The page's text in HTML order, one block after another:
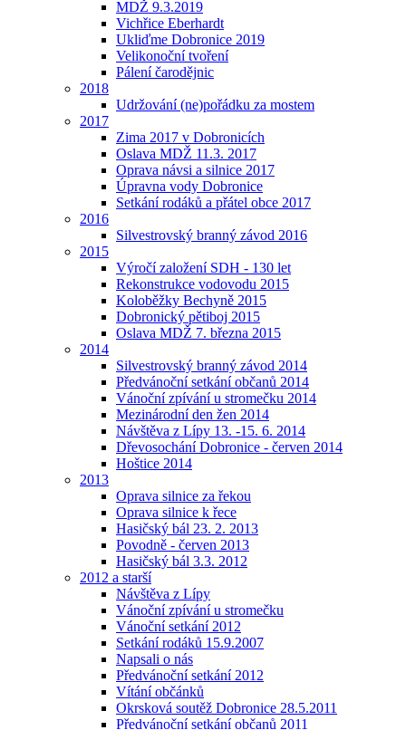
MDŽ 9.3.2019
Vichřice Eberhardt
Ukliďme Dobronice 2019
Velikonoční tvoření
Pálení čarodějnic
2018
Udržování (ne)pořádku za mostem
2017
Zima 2017 v Dobronicích
Oslava MDŽ 11.3. 2017
Oprava návsi a silnice 2017
Úpravna vody Dobronice
Setkání rodáků a přátel obce 2017
2016
Silvestrovský branný závod 2016
2015
Výročí založení SDH - 130 let
Rekonstrukce vodovodu 2015
Koloběžky Bechyně 2015
Dobronický pětiboj 2015
Oslava MDŽ 7. března 2015
2014
Silvestrovský branný závod 2014
Předvánoční setkání občanů 2014
Vánoční zpívání u stromečku 2014
Mezinárodní den žen 2014
Návštěva z Lípy 13. -15. 6. 2014
Dřevosochání Dobronice - červen 2014
Hoštice 2014
2013
Oprava silnice za řekou
Oprava silnice k řece
Hasičský bál 23. 2. 2013
Povodně - červen 2013
Hasičský bál 3.3. 2012
2012 a starší
Návštěva z Lípy
Vánoční zpívání u stromečku
Vánoční setkání 2012
Setkání rodáků 15.9.2007
Napsali o nás
Předvánoční setkání 2012
Vítání občánků
Okrsková soutěž Dobronice 28.5.2011
Předvánoční setkání občanů 2011